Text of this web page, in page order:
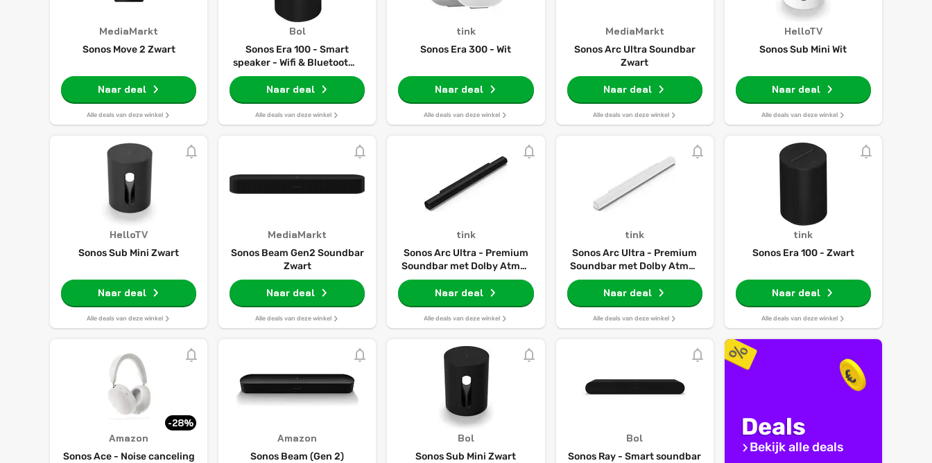
MediaMarkt
Sonos Move 2 Zwart
Naar deal
Alle deals van deze winkel
Bol
Sonos Era 100 - Smart
speaker - Wifi & Bluetooth -
Spraakbediening - Stereo
geluid - Zwart
Naar deal
Alle deals van deze winkel
tink
Sonos Era 300 - Wit
Naar deal
Alle deals van deze winkel
MediaMarkt
Sonos Arc Ultra Soundbar
Zwart
Naar deal
Alle deals van deze winkel
HelloTV
Sonos Sub Mini Wit
Naar deal
Alle deals van deze winkel
HelloTV
Sonos Sub Mini Zwart
Naar deal
Alle deals van deze winkel
MediaMarkt
Sonos Beam Gen2 Soundbar
Zwart
Naar deal
Alle deals van deze winkel
tink
Sonos Arc Ultra - Premium
Soundbar met Dolby Atmos
- Zwart
Naar deal
Alle deals van deze winkel
tink
Sonos Arc Ultra - Premium
Soundbar met Dolby Atmos
- Wit
Naar deal
Alle deals van deze winkel
tink
Sonos Era 100 - Zwart
Naar deal
Alle deals van deze winkel
-28%
Amazon
Sonos Ace - Noise canceling
Amazon
Sonos Beam (Gen 2)
Bol
Sonos Sub Mini Zwart
Bol
Sonos Ray - Smart soundbar
Deals
Bekijk alle deals